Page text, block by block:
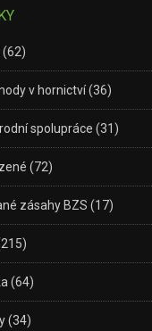
(62)
v hornictví(36)
spolupráce (31)
(72)
zásahy BZS (17)
(64)
(34)